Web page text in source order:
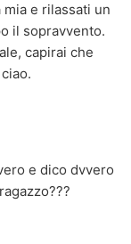
e rilassati un
il sopravvento.
capirai che
e dico dvvero